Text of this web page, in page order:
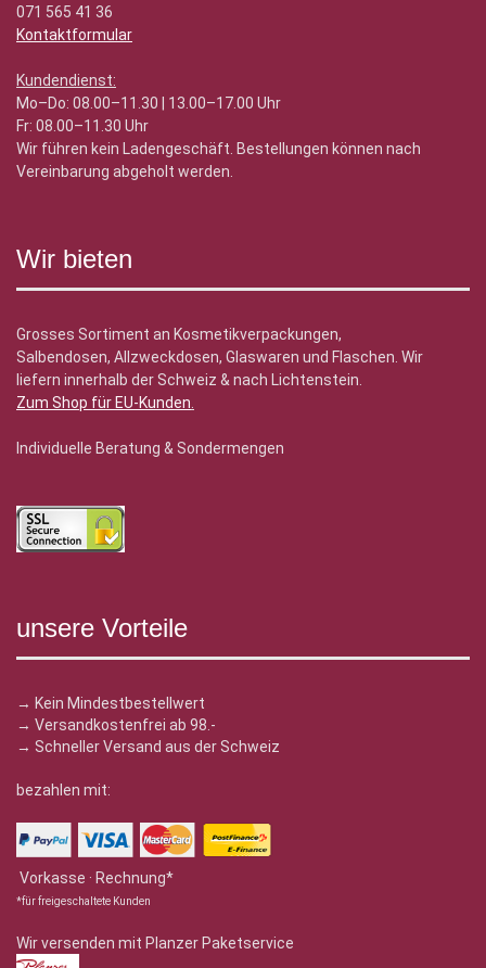
071 565 41 36
Kontaktformular
Kundendienst:
Mo–Do: 08.00–11.30 | 13.00–17.00 Uhr
Fr: 08.00–11.30 Uhr
Wir führen kein Ladengeschäft. Bestellungen können nach
Vereinbarung abgeholt werden.
Wir bieten
Grosses Sortiment an Kosmetikverpackungen,
Salbendosen, Allzweckdosen, Glaswaren und Flaschen. Wir
liefern innerhalb der Schweiz & nach Lichtenstein.
Zum Shop für EU-Kunden.
Individuelle Beratung & Sondermengen
unsere Vorteile
→ Kein Mindestbestellwert
→ Versandkostenfrei ab 98.-
→ Schneller Versand aus der Schweiz
bezahlen mit:
Vorkasse · Rechnung*
*für freigeschaltete Kunden
Wir versenden mit Planzer Paketservice